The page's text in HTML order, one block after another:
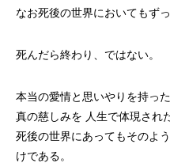
なお死後の世界においてもず
死んだら終わり、ではない。
本当の愛情と思いやりを持っ
真の慈しみを 人生で体現され
死後の世界にあってもそのよ
けである。